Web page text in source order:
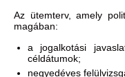
Az ütemterv, amely
magában:
a jogalkotási
céldátumok;
negyedéves